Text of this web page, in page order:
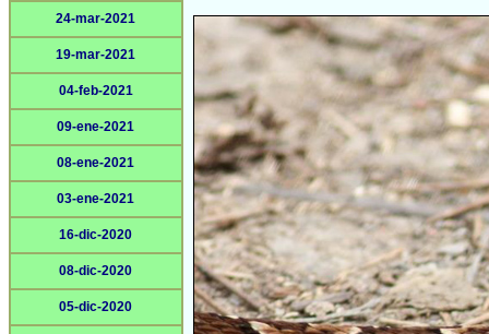
24-mar-2021
19-mar-2021
04-feb-2021
09-ene-2021
08-ene-2021
03-ene-2021
16-dic-2020
08-dic-2020
05-dic-2020